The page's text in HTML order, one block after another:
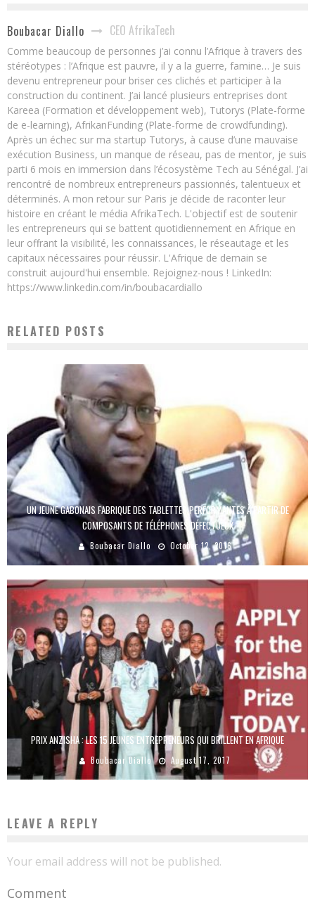
Boubacar Diallo CEO AfrikaTech
Comme beaucoup de personnes j’ai connu l’Afrique à travers des
stéréotypes : l’Afrique est pauvre, il y a la guerre, famine… Je suis
devenu entrepreneur pour briser ces clichés et participer à la
construction du continent. J’ai lancé plusieurs entreprises dont
Kareea (Formation et développement web), Tutorys (Plate-forme
de e-learning), AfrikanFunding (Plate-forme de crowdfunding).
Après un échec sur ma startup Tutorys, à cause d’une mauvaise
exécution Business, un manque de réseau, pas de mentor, je suis
parti 6 mois en immersion dans l’écosystème Tech au Sénégal. J’ai
rencontré de nombreux entrepreneurs passionnés, talentueux et
déterminés. A mon retour sur Paris je décide de raconter leur
histoire en créant le média AfrikaTech. L'objectif est de soutenir
les entrepreneurs qui se battent quotidiennement en Afrique en
leur offrant la visibilité, les connaissances, le réseautage et les
capitaux nécessaires pour réussir. L'Afrique de demain se
construit aujourd'hui ensemble. Rejoignez-nous ! LinkedIn:
https://www.linkedin.com/in/boubacardiallo
RELATED POSTS
UN JEUNE GABONAIS FABRIQUE DES TABLETTES PERFORMANTES À PARTIR DE
COMPOSANTS DE TÉLÉPHONES DÉFECTUEUX
Boubacar Diallo October 12, 2016
PRIX ANZISHA : LES 15 JEUNES ENTREPRENEURS QUI BRILLENT EN AFRIQUE
Boubacar Diallo August 17, 2017
LEAVE A REPLY
Your email address will not be published.
Comment